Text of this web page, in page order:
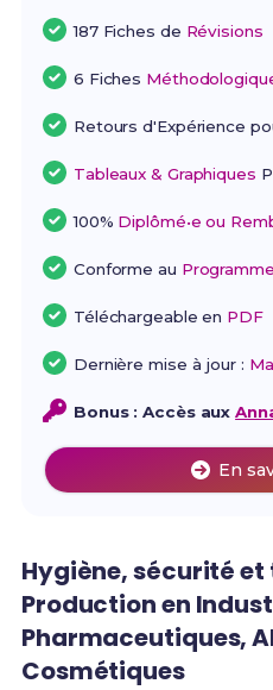
187 Fiches de Révisions
6 Fiches
Retours d'Expérience
Tableaux & Graphiques
100% Diplômé•e ou
Conforme au
Téléchargeable en PDF
Dernière mise à jour :
Bonus : Accès aux
En
Hygiène, sécurité
Production en
Pharmaceutiques,
Cosmétiques